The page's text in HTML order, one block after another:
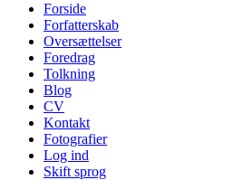
Forside
Forfatterskab
Oversættelser
Foredrag
Tolkning
Blog
CV
Kontakt
Fotografier
Log ind
Skift sprog